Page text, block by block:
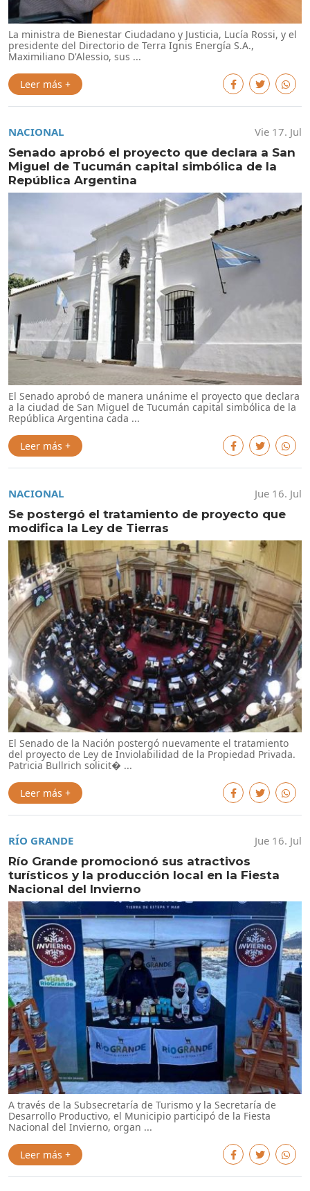
La ministra de Bienestar Ciudadano y Justicia, Lucía Rossi, y el
presidente del Directorio de Terra Ignis Energía S.A.,
Maximiliano D'Alessio, sus ...
Leer más +
NACIONAL
Vie 17. Jul
Senado aprobó el proyecto que declara a San
Miguel de Tucumán capital simbólica de la
República Argentina
El Senado aprobó de manera unánime el proyecto que declara
a la ciudad de San Miguel de Tucumán capital simbólica de la
República Argentina cada ...
Leer más +
NACIONAL
Jue 16. Jul
Se postergó el tratamiento de proyecto que
modifica la Ley de Tierras
El Senado de la Nación postergó nuevamente el tratamiento
del proyecto de Ley de Inviolabilidad de la Propiedad Privada.
Patricia Bullrich solicit� ...
Leer más +
RÍO GRANDE
Jue 16. Jul
Río Grande promocionó sus atractivos
turísticos y la producción local en la Fiesta
Nacional del Invierno
A través de la Subsecretaría de Turismo y la Secretaría de
Desarrollo Productivo, el Municipio participó de la Fiesta
Nacional del Invierno, organ ...
Leer más +